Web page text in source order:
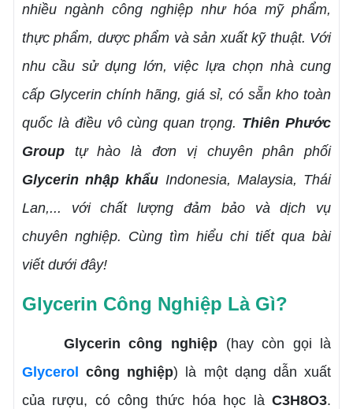
nhiều ngành công nghiệp như hóa mỹ phẩm,
thực phẩm, dược phẩm và sản xuất kỹ thuật. Với
nhu cầu sử dụng lớn, việc lựa chọn nhà cung
cấp Glycerin chính hãng, giá sỉ, có sẵn kho toàn
quốc là điều vô cùng quan trọng. Thiên Phước
Grouptự hào là đơn vị chuyên phân phối
Glycerin nhập khẩu Indonesia, Malaysia, Thái
Lan,... với chất lượng đảm bảo và dịch vụ
chuyên nghiệp. Cùng tìm hiểu chi tiết qua bài
viết dưới đây!
Glycerin Công Nghiệp Là Gì?
Glycerin công nghiệp(hay còn gọi là
Glycerol công nghiệp) là một dạng dẫn xuất
của rượu, có công thức hóa học làC3H8O3.